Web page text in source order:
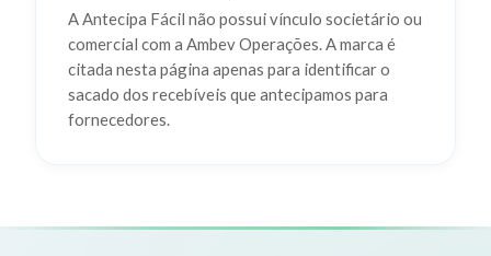
A Antecipa Fácil não possui vínculo societário ou
comercial com a Ambev Operações. A marca é
citada nesta página apenas para identificar o
sacado dos recebíveis que antecipamos para
fornecedores.